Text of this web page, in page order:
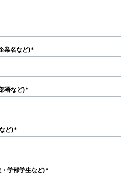
業名など)
署など)
ど)
学部学生など)